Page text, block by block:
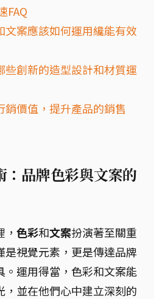
FAQ
文案應該如何運用纔能有效
些創新的造型設計和材質運
價值，提升產品的銷售
：品牌色彩與文案的
色彩和文案扮演著至關重
是視覺元素，更是傳達品牌
。運用得當，色彩和文案能
，並在他們心中建立深刻的